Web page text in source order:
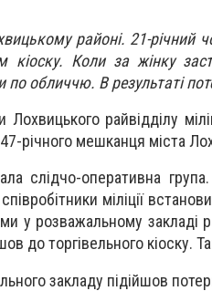
районі. 21-річний
кіоску. Коли за жінку
по обличчю. В результаті
райвідділу
річного мешканця міста
слідчо-оперативна
міліції
у розважальному
до торгівельного кіоску.
закладу підійшов